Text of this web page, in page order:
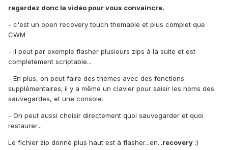
regardez donc la vidéo pour vous convaincre.
- c'est un open recovery touch themable et plus complet que
CWM
- il peut par exemple flasher plusieurs zips à la suite et est
completement scriptable...
- En plus, on peut faire des thèmes avec des fonctions
supplémentaires; il y a même un clavier pour saisir les noms des
sauvegardes, et une console.
- On peut aussi choisir directement quoi sauvegarder et quoi
restaurer...
Le fichier zip donné plus haut est à flasher...en...recovery :)